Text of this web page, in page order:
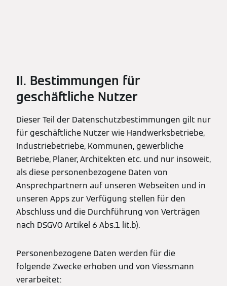
II. Bestimmungen für
geschäftliche Nutzer
Dieser Teil der Datenschutzbestimmungen gilt nur
für geschäftliche Nutzer wie Handwerksbetriebe,
Industriebetriebe, Kommunen, gewerbliche
Betriebe, Planer, Architekten etc. und nur insoweit,
als diese personenbezogene Daten von
Ansprechpartnern auf unseren Webseiten und in
unseren Apps zur Verfügung stellen für den
Abschluss und die Durchführung von Verträgen
nach DSGVO Artikel 6 Abs.1 lit.b).
Personenbezogene Daten werden für die
folgende Zwecke erhoben und von Viessmann
verarbeitet: